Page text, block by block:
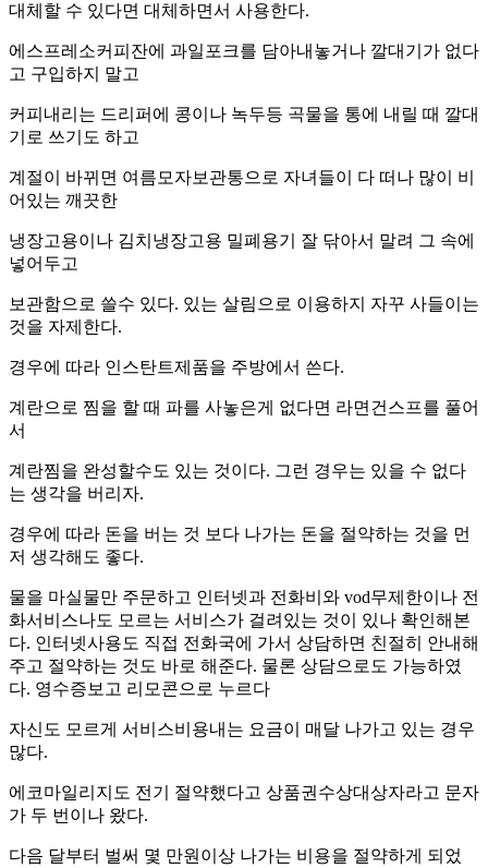
대체할 수 있다면 대체하면서 사용한다.
에스프레소커피잔에 과일포크를 담아내놓거나 깔대기가 없다
고 구입하지 말고
커피내리는 드리퍼에 콩이나 녹두등 곡물을 통에 내릴 때 깔대
기로 쓰기도 하고
계절이 바뀌면 여름모자보관통으로 자녀들이 다 떠나 많이 비
어있는 깨끗한
냉장고용이나 김치냉장고용 밀폐용기 잘 닦아서 말려 그 속에
넣어두고
보관함으로 쓸수 있다. 있는 살림으로 이용하지 자꾸 사들이는
것을 자제한다.
경우에 따라 인스탄트제품을 주방에서 쓴다.
계란으로 찜을 할 때 파를 사놓은게 없다면 라면건스프를 풀어
서
계란찜을 완성할수도 있는 것이다. 그런 경우는 있을 수 없다
는 생각을 버리자.
경우에 따라 돈을 버는 것 보다 나가는 돈을 절약하는 것을 먼
저 생각해도 좋다.
물을 마실물만 주문하고 인터넷과 전화비와 vod무제한이나 전
화서비스나도 모르는 서비스가 걸려있는 것이 있나 확인해본
다. 인터넷사용도 직접 전화국에 가서 상담하면 친절히 안내해
주고 절약하는 것도 바로 해준다. 물론 상담으로도 가능하였
다. 영수증보고 리모콘으로 누르다
자신도 모르게 서비스비용내는 요금이 매달 나가고 있는 경우
많다.
에코마일리지도 전기 절약했다고 상품권수상대상자라고 문자
가 두 번이나 왔다.
다음 달부터 벌써 몇 만원이상 나가는 비용을 절약하게 되었